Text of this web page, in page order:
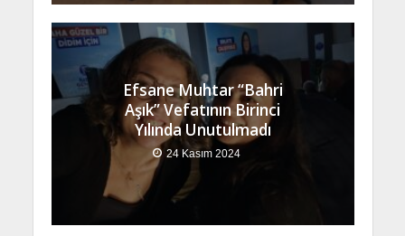
Efsane Muhtar “Bahri
Aşık” Vefatının Birinci
Yılında Unutulmadı
24 Kasım 2024